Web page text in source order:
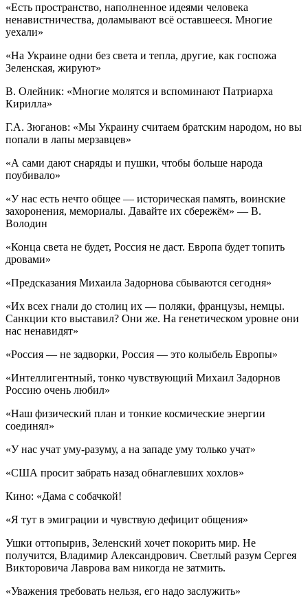
«Есть пространство, наполненное идеями человека
ненавистничества, доламывают всё оставшееся. Многие
уехали»
«На Украине одни без света и тепла, другие, как госпожа
Зеленская, жируют»
В. Олейник: «Многие молятся и вспоминают Патриарха
Кирилла»
Г.А. Зюганов: «Мы Украину считаем братским народом, но вы
попали в лапы мерзавцев»
«А сами дают снаряды и пушки, чтобы больше народа
поубивало»
«У нас есть нечто общее — историческая память, воинские
захоронения, мемориалы. Давайте их сбережём» — В.
Володин
«Конца света не будет, Россия не даст. Европа будет топить
дровами»
«Предсказания Михаила Задорнова сбываются сегодня»
«Их всех гнали до столиц их — поляки, французы, немцы.
Санкции кто выставил? Они же. На генетическом уровне они
нас ненавидят»
«Россия — не задворки, Россия — это колыбель Европы»
«Интеллигентный, тонко чувствующий Михаил Задорнов
Россию очень любил»
«Наш физический план и тонкие космические энергии
соединял»
«У нас учат уму-разуму, а на западе уму только учат»
«США просит забрать назад обнаглевших хохлов»
Кино: «Дама с собачкой!
«Я тут в эмиграции и чувствую дефицит общения»
Ушки оттопырив, Зеленский хочет покорить мир. Не
получится, Владимир Александрович. Светлый разум Сергея
Викторовича Лаврова вам никогда не затмить.
«Уважения требовать нельзя, его надо заслужить»